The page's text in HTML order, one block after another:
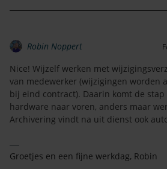
Robin Noppert
Nice! Wijzelf werken met
van medewerker (wijzigingen worden
bij eind contract). Daarin komt de
hardware naar voren, anders maar
Archivering vindt na uit dienst ook
Groetjes en een fijne werkdag, Robin